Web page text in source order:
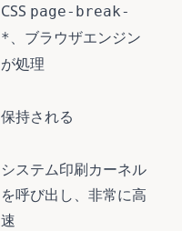
CSS page-break-
* 、ブラウザエンジン
が処理
保持される
システム印刷カーネル
を呼び出し、非常に高
速